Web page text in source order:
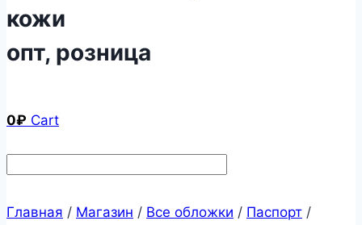
кожи
опт, розница
0₽ Cart
Главная / Магазин / Все обложки / Паспорт /